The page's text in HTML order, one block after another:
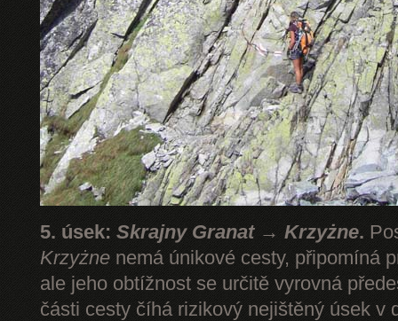
5. úsek: Skrajny Granat → Krzyżne.
Krzyżne nemá únikové cesty, připomíná
ale jeho obtížnost se určitě vyrovná
části cesty číhá rizikový nejištěný úsek v